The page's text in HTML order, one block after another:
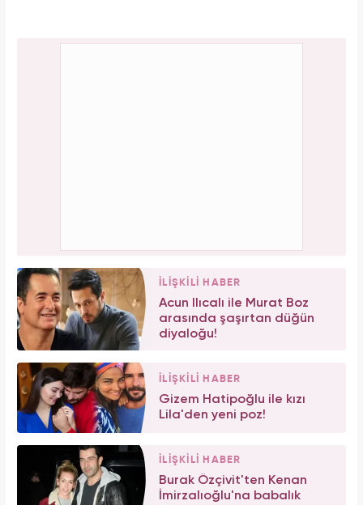
İLİŞKİLİ HABER
Acun Ilıcalı ile Murat Boz
arasında şaşırtan düğün
diyaloğu!
İLİŞKİLİ HABER
Gizem Hatipoğlu ile kızı
Lila'den yeni poz!
İLİŞKİLİ HABER
Burak Özçivit'ten Kenan
İmirzalıoğlu'na babalık